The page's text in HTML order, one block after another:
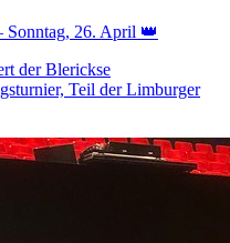
26. April 👑
der Blerickse
Teil der Limburger